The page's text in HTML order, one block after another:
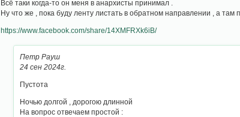
Всё таки когда-то он меня в анархисты принимал .
Ну что же , пока буду ленту листать в обратном направлении , а там
https://www.facebook.com/share/14XMFRXk6iB/
Петр Рауш
24 сен 2024г.
Пустота
Ночью долгой , дорогою длинной
На вопрос отвечаем простой :